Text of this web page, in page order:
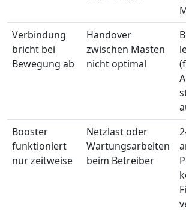
Verbindung
bricht bei
Bewegung ab
Handover
zwischen Masten
nicht optimal
Booster
funktioniert
nur zeitweise
Netzlast oder
Wartungsarbeiten
beim Betreiber